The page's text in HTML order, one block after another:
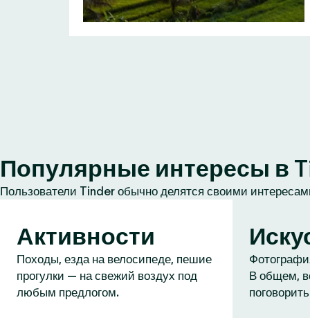
Популярные интересы в
Пользователи Tinder обычно делятся своими
Активности
Походы, езда на велосипеде, пешие
прогулки — на свежий воздух под
любым предлогом.
В общем,